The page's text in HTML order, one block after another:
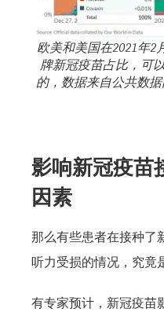
欧美和美国在2021年2
牌新冠疫苗占比，可
的，数据来自公共数
影响新冠疫苗
因素
那么有些患者在接种了
听力受损的情况，究竟
有专家预计，新冠疫苗